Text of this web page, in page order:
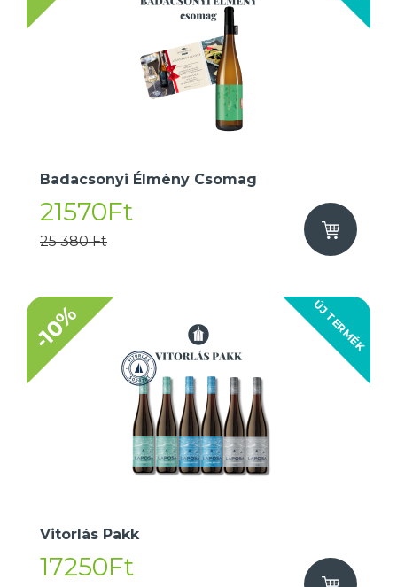
Badacsonyi Élmény Csomag
21570Ft
25 380 Ft
ÚJ TERMÉK
-10%
Vitorlás Pakk
17250Ft